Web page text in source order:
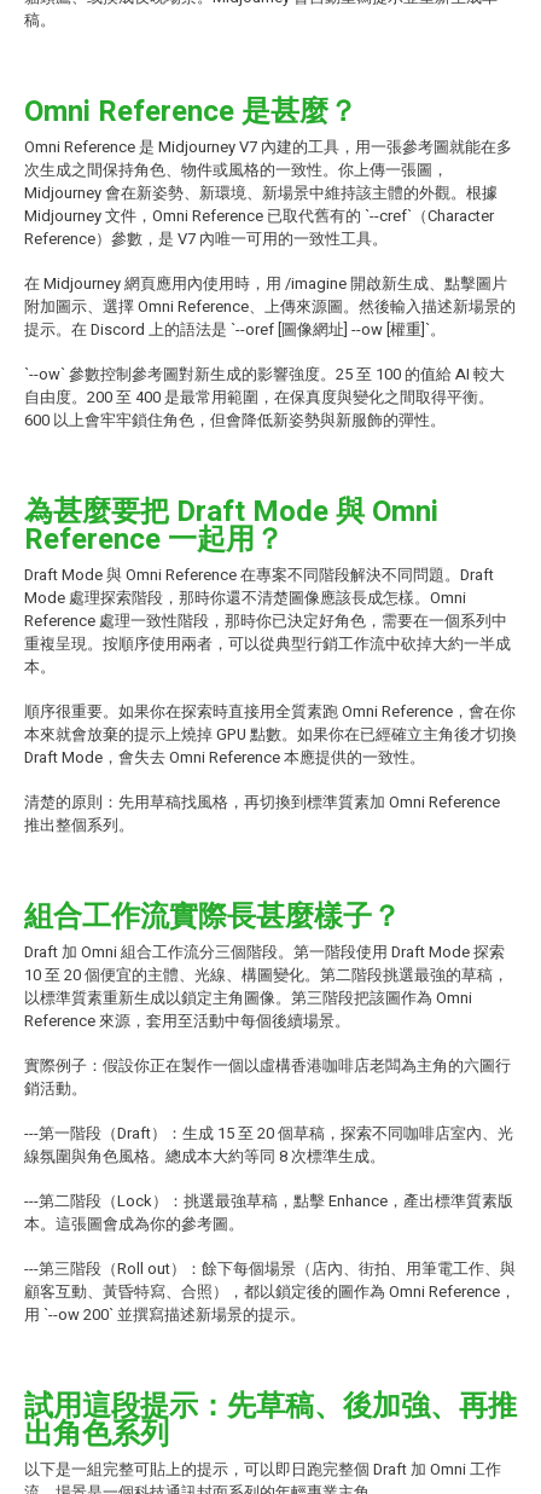
稿。
Omni Reference 是甚麼？
Omni Reference 是 Midjourney V7 內建的工具，用一張參考圖就能在多
次生成之間保持角色、物件或風格的一致性。你上傳一張圖，
Midjourney 會在新姿勢、新環境、新場景中維持該主體的外觀。根據
Midjourney 文件，Omni Reference 已取代舊有的 `--cref`（Character
Reference）參數，是 V7 內唯一可用的一致性工具。
在 Midjourney 網頁應用內使用時，用 /imagine 開啟新生成、點擊圖片
附加圖示、選擇 Omni Reference、上傳來源圖。然後輸入描述新場景的
提示。在 Discord 上的語法是 `--oref [圖像網址] --ow [權重]`。
`--ow` 參數控制參考圖對新生成的影響強度。25 至 100 的值給 AI 較大
自由度。200 至 400 是最常用範圍，在保真度與變化之間取得平衡。
600 以上會牢牢鎖住角色，但會降低新姿勢與新服飾的彈性。
為甚麼要把 Draft Mode 與 Omni
Reference 一起用？
Draft Mode 與 Omni Reference 在專案不同階段解決不同問題。Draft
Mode 處理探索階段，那時你還不清楚圖像應該長成怎樣。Omni
Reference 處理一致性階段，那時你已決定好角色，需要在一個系列中
重複呈現。按順序使用兩者，可以從典型行銷工作流中砍掉大約一半成
本。
順序很重要。如果你在探索時直接用全質素跑 Omni Reference，會在你
本來就會放棄的提示上燒掉 GPU 點數。如果你在已經確立主角後才切換
Draft Mode，會失去 Omni Reference 本應提供的一致性。
清楚的原則：先用草稿找風格，再切換到標準質素加 Omni Reference
推出整個系列。
組合工作流實際長甚麼樣子？
Draft 加 Omni 組合工作流分三個階段。第一階段使用 Draft Mode 探索
10 至 20 個便宜的主體、光線、構圖變化。第二階段挑選最強的草稿，
以標準質素重新生成以鎖定主角圖像。第三階段把該圖作為 Omni
Reference 來源，套用至活動中每個後續場景。
實際例子：假設你正在製作一個以虛構香港咖啡店老闆為主角的六圖行
銷活動。
---第一階段（Draft）：生成 15 至 20 個草稿，探索不同咖啡店室內、光
線氛圍與角色風格。總成本大約等同 8 次標準生成。
---第二階段（Lock）：挑選最強草稿，點擊 Enhance，產出標準質素版
本。這張圖會成為你的參考圖。
---第三階段（Roll out）：餘下每個場景（店內、街拍、用筆電工作、與
顧客互動、黃昏特寫、合照），都以鎖定後的圖作為 Omni Reference，
用 `--ow 200` 並撰寫描述新場景的提示。
試用這段提示：先草稿、後加強、再推
出角色系列
以下是一組完整可貼上的提示，可以即日跑完整個 Draft 加 Omni 工作